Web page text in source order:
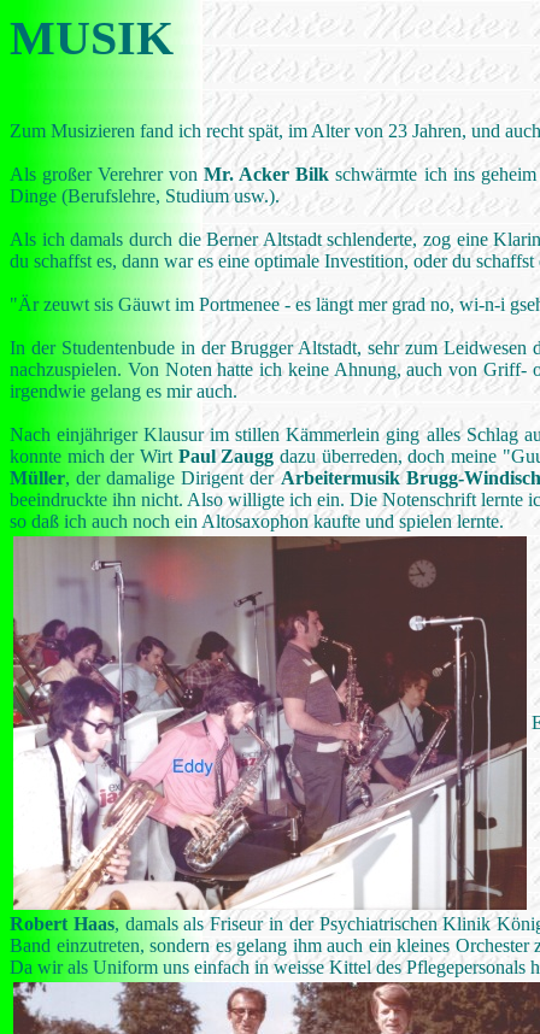
MUSIK
Zum Musizieren fand ich recht spät, im Alter von 23 Jahren, und
Als großer Verehrer vonMr. Acker Bilk schwärmte ich ins
Dinge (Berufslehre, Studium usw.).
Als ich damals durch die Berner Altstadt schlenderte, zog eine
du schaffst es, dann war es eine optimale Investition, oder du
"Är zeuwt sis Gäuwt im Portmenee - es längt mer grad no, wi-n-i
In der Studentenbude in der Brugger Altstadt, sehr zum
nachzuspielen. Von Noten hatte ich keine Ahnung, auch von Griff-
irgendwie gelang es mir auch.
Nach einjähriger Klausur im stillen Kämmerlein ging alles Schlag
konnte mich der Wirt Paul Zaugg dazu überreden, doch meine
Müller, der damalige Dirigent derArbeitermusik Brugg-Windisch
beeindruckte ihn nicht. Also willigte ich ein. Die Notenschrift lernte
so daß ich auch noch ein Altosaxophon kaufte und spielen lernte.
Robert Haas, damals als Friseur in der Psychiatrischen Klinik
Band einzutreten, sondern es gelang ihm auch ein kleines
Da wir als Uniform uns einfach in weisse Kittel des Pflegepersonals